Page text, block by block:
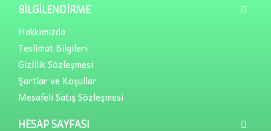
BILGILENDIRME
Hakkımızda
Teslimat Bilgileri
Gizlilik Sözleşmesi
Şartlar ve Koşullar
Mesafeli Satış Sözleşmesi
HESAP SAYFASI